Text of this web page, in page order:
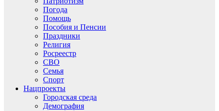
Погода
Помощь
Пособия и Пенсии
Праздники
Религия
Росреестр
СВО
Семья
Спорт
Нацпроекты
Городская среда
Демография